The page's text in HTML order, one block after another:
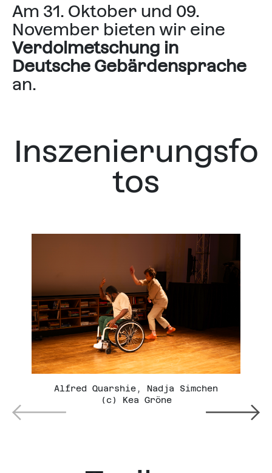
Am 31. Oktober und 09.
November bieten wir eine
Verdolmetschung in
Deutsche Gebärdensprache
an.
Inszenierungsfo
tos
Alfred Quarshie, Nadja Simchen
(c) Kea Gröne